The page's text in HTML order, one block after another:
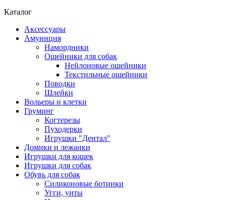
Каталог
Аксессуары
Амуниция
Намордники
Ошейники для собак
Нейлоновые ошейники
Текстильные ошейники
Поводки
Шлейки
Вольеры и клетки
Груминг
Когтерезы
Пуходерки
Игрушки "Дентал"
Домики и лежанки
Игрушки для кошек
Игрушки для собак
Обувь для собак
Силиконовые ботинки
Угги, унты